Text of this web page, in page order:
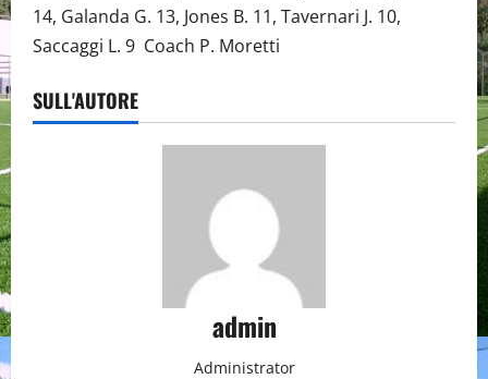
14, Galanda G. 13, Jones B. 11, Tavernari J. 10,
Saccaggi L. 9 Coach P. Moretti
SULL'AUTORE
admin
Administrator